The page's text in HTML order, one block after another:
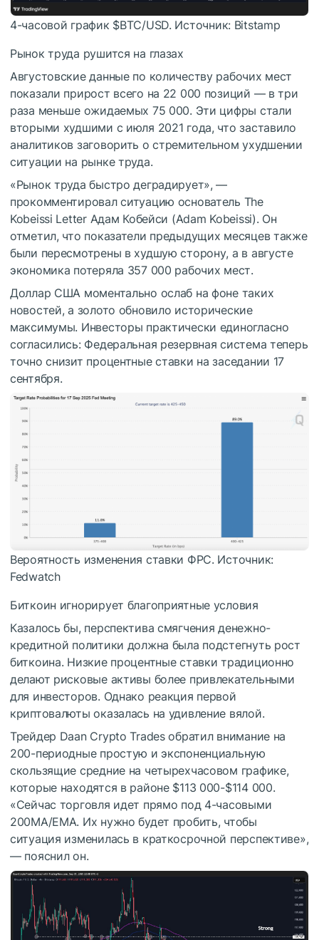
4-часовой график $BTC/USD. Источник: Bitstamp
Рынок труда рушится на глазах
Августовские данные по количеству рабочих мест
показали прирост всего на 22 000 позиций — в три
раза меньше ожидаемых 75 000. Эти цифры стали
вторыми худшими с июля 2021 года, что заставило
аналитиков заговорить о стремительном ухудшении
ситуации на рынке труда.
«Рынок труда быстро деградирует», —
прокомментировал ситуацию основатель The
Kobeissi Letter Адам Кобейси (Adam Kobeissi). Он
отметил, что показатели предыдущих месяцев также
были пересмотрены в худшую сторону, а в августе
экономика потеряла 357 000 рабочих мест.
Доллар США моментально ослаб на фоне таких
новостей, а золото обновило исторические
максимумы. Инвесторы практически единогласно
согласились: Федеральная резервная система теперь
точно снизит процентные ставки на заседании 17
сентября.
Вероятность изменения ставки ФРС. Источник:
Fedwatch
Биткоин игнорирует благоприятные условия
Казалось бы, перспектива смягчения денежно-
кредитной политики должна была подстегнуть рост
биткоина. Низкие процентные ставки традиционно
делают рисковые активы более привлекательными
для инвесторов. Однако реакция первой
криптовалюты оказалась на удивление вялой.
Трейдер Daan Crypto Trades обратил внимание на
200-периодные простую и экспоненциальную
скользящие средние на четырехчасовом графике,
которые находятся в районе $113 000-$114 000.
«Сейчас торговля идет прямо под 4-часовыми
200MA/EMA. Их нужно будет пробить, чтобы
ситуация изменилась в краткосрочной перспективе»,
— пояснил он.